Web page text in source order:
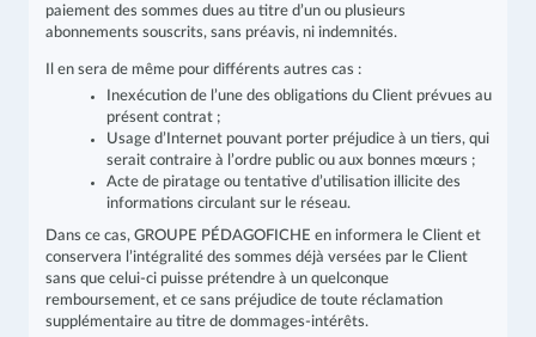
paiement des sommes dues au titre d’un ou plusieurs
abonnements souscrits, sans préavis, ni indemnités.
Il en sera de même pour différents autres cas :
Inexécution de l’une des obligations du Client prévues au
présent contrat ;
Usage d’Internet pouvant porter préjudice à un tiers, qui
serait contraire à l’ordre public ou aux bonnes mœurs ;
Acte de piratage ou tentative d’utilisation illicite des
informations circulant sur le réseau.
Dans ce cas, GROUPE PÉDAGOFICHE en informera le Client et
conservera l’intégralité des sommes déjà versées par le Client
sans que celui-ci puisse prétendre à un quelconque
remboursement, et ce sans préjudice de toute réclamation
supplémentaire au titre de dommages-intérêts.